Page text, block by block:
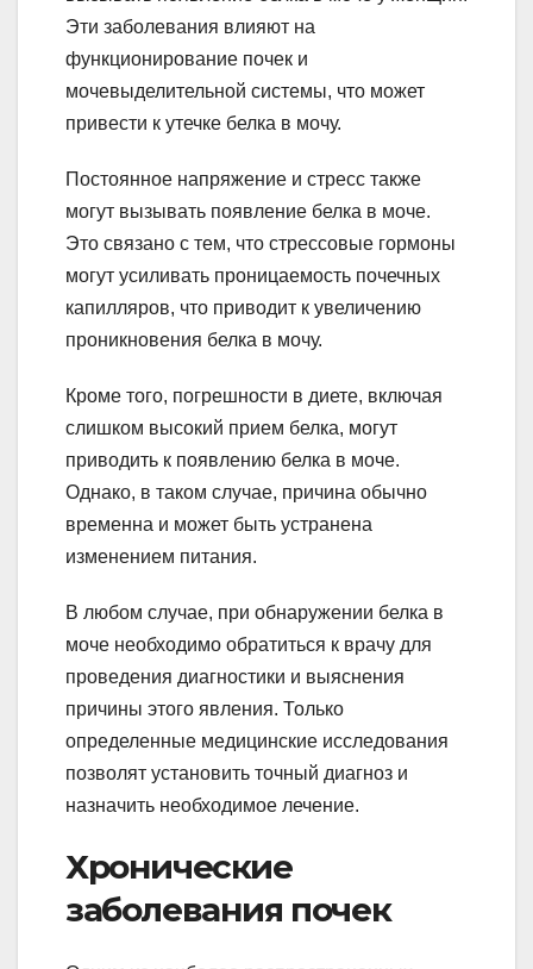
Эти заболевания влияют на
функционирование почек и
мочевыделительной системы, что может
привести к утечке белка в мочу.
Постоянное напряжение и стресс также
могут вызывать появление белка в моче.
Это связано с тем, что стрессовые гормоны
могут усиливать проницаемость почечных
капилляров, что приводит к увеличению
проникновения белка в мочу.
Кроме того, погрешности в диете, включая
слишком высокий прием белка, могут
приводить к появлению белка в моче.
Однако, в таком случае, причина обычно
временна и может быть устранена
изменением питания.
В любом случае, при обнаружении белка в
моче необходимо обратиться к врачу для
проведения диагностики и выяснения
причины этого явления. Только
определенные медицинские исследования
позволят установить точный диагноз и
назначить необходимое лечение.
Хронические
заболевания почек